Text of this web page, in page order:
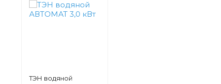
ТЭН водяной